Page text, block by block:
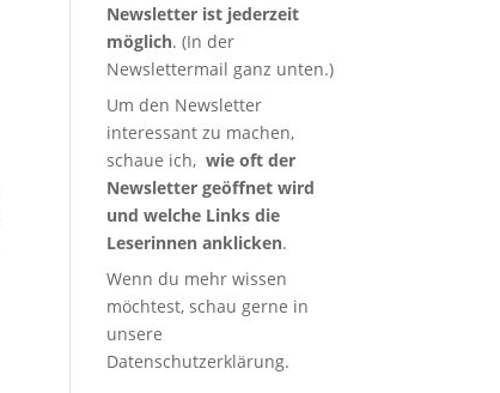
Newsletter ist jederzeit
möglich. (In der
Newslettermail ganz unten.)
Um den Newsletter
interessant zu machen,
schaue ich,wie oft der
Newsletter geöffnet wird
und welche Links die
Leserinnen anklicken.
Wenn du mehr wissen
möchtest, schau gerne in
unsere
Datenschutzerklärung.